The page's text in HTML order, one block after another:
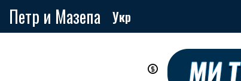
Петр и Мазепа Укр